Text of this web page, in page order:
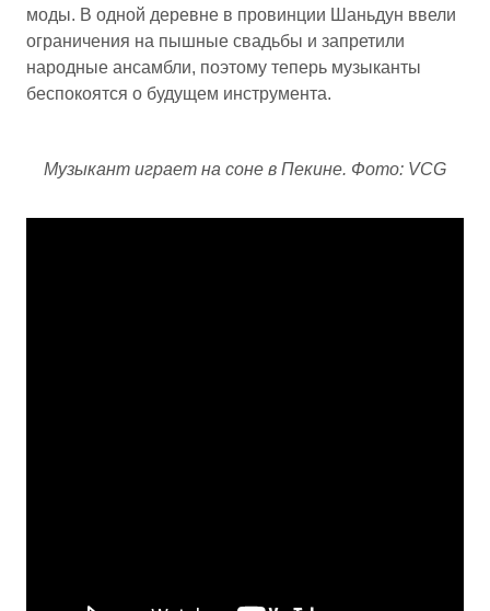
моды. В одной деревне в провинции Шаньдун ввели
ограничения на пышные свадьбы и запретили
народные ансамбли, поэтому теперь музыканты
беспокоятся о будущем инструмента.
Музыкант играет на соне в Пекине. Фото: VCG